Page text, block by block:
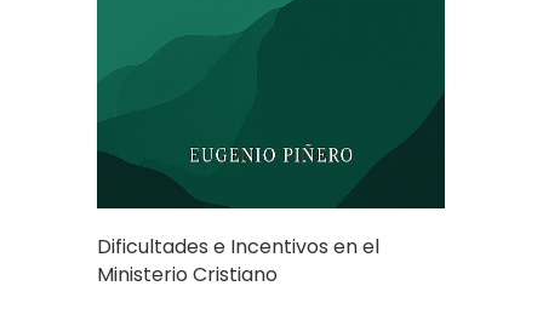
Dificultades e Incentivos en el
Ministerio Cristiano